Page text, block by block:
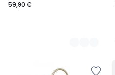
59,90 €